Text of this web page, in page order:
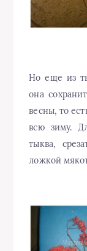
Но еще из
она
весны, то
всю зиму.
тыква,
ложкой